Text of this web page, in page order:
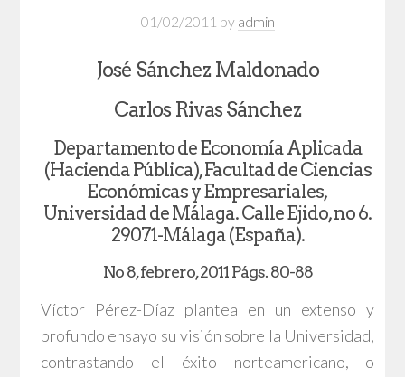
01/02/2011 by admin
José Sánchez Maldonado
Carlos Rivas Sánchez
Departamento de Economía Aplicada
(Hacienda Pública), Facultad de Ciencias
Económicas y Empresariales,
Universidad de Málaga. Calle Ejido, no 6.
29071-Málaga (España).
No 8, febrero, 2011 Págs. 80-88
Víctor Pérez-Díaz plantea en un extenso y
profundo ensayo su visión sobre la Universidad,
contrastando el éxito norteamericano, o